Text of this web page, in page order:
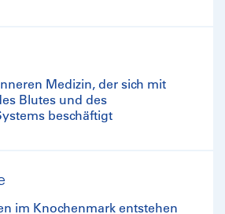
Medizin, der sich mit
Blutes und des
beschäftigt
im Knochenmark entstehen